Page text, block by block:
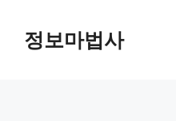
정보마법사